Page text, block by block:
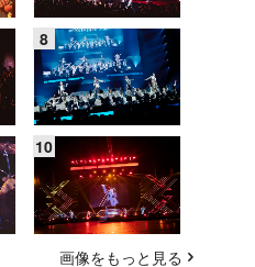
画像をもっと見る